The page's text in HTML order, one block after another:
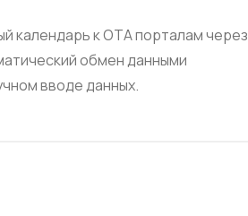
календарь к OTA порталам через
обмен данными
вводе данных.